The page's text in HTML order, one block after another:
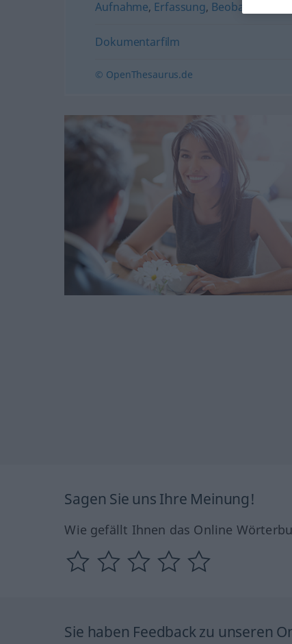
Aufnahme, Erfassung, Beobachtung
Dokumentarfilm
© OpenThesaurus.de
Sagen Sie uns Ihre Meinung!
Wie gefällt Ihnen das Online
Sie haben Feedback zu unseren